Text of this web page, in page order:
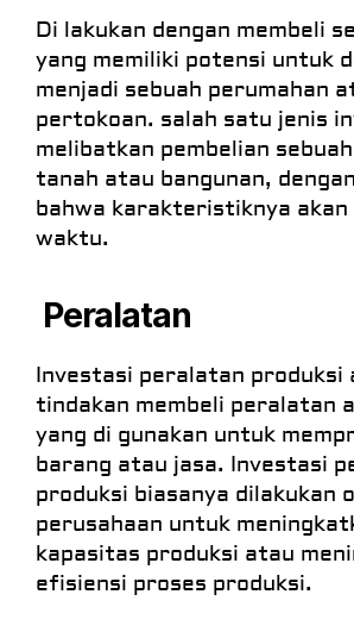
Di lakukan dengan membeli
yang memiliki potensi untuk
menjadi sebuah perumahan
pertokoan. salah satu jenis
melibatkan pembelian
tanah atau bangunan,
bahwa karakteristiknya akan
waktu.
Peralatan
Investasi peralatan produksi
tindakan membeli peralatan
yang di gunakan untuk
barang atau jasa. Investasi
produksi biasanya dilakukan
perusahaan untuk
kapasitas produksi atau
efisiensi proses produksi.